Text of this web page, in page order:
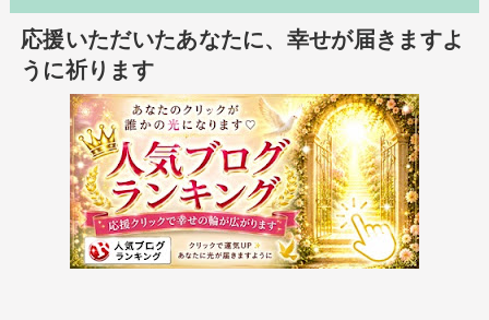
応援いただいたあなたに、幸せが届きますよ
うに祈ります